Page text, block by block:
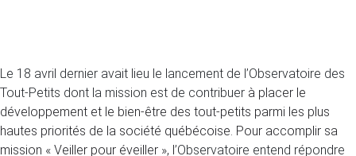
Le 18 avril dernier avait lieu le lancement de l’Observatoire des
Tout-Petits dont la mission est de contribuer à placer le
développement et le bien-être des tout-petits parmi les plus
hautes priorités de la société québécoise. Pour accomplir sa
mission « Veiller pour éveiller », l’Observatoire entend répondre